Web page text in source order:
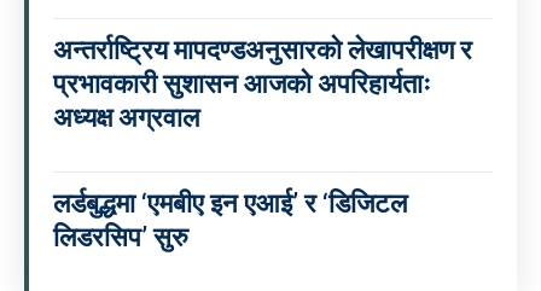
अन्तर्राष्ट्रिय मापदण्डअनुसारको लेखापरीक्षण र
प्रभावकारी सुशासन आजको अपरिहार्यताः
अध्यक्ष अग्रवाल
लर्डबुद्धमा ‘एमबीए इन एआई’ र ‘डिजिटल
लिडरसिप’ सुरु